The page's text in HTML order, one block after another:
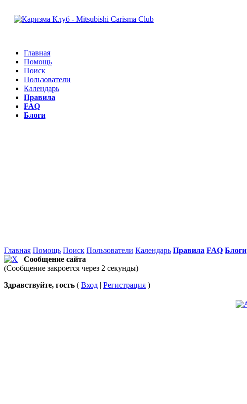
Главная
Помощь
Поиск
Пользователи
Календарь
Правила
FAQ
Блоги
Главная Помощь Поиск Пользователи Календарь Правила FAQ Блоги
Сообщение сайта
(Сообщение закроется через 2 секунды)
Здравствуйте, гость ( Вход | Регистрация )